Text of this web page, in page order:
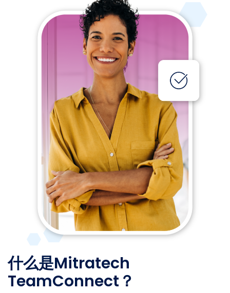
什么是Mitratech
TeamConnect？